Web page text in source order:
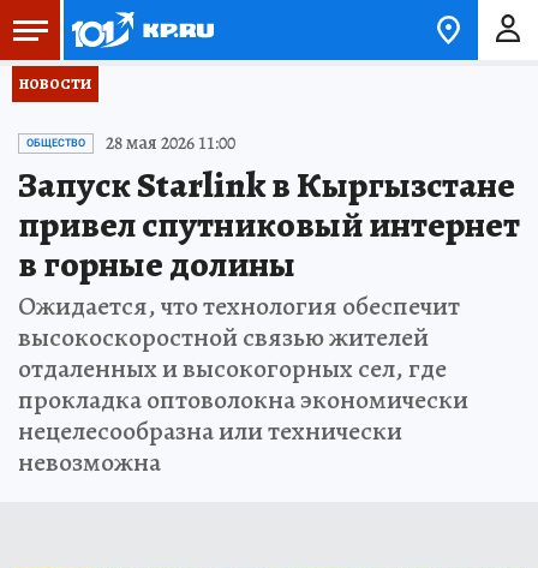
НОВОСТИ
ОБЩЕСТВО 28 мая 2026 11:00
Запуск Starlink в Кыргызстане
привел спутниковый интернет
в горные долины
Ожидается, что технология обеспечит
высокоскоростной связью жителей
отдаленных и высокогорных сел, где
прокладка оптоволокна экономически
нецелесообразна или технически
невозможна